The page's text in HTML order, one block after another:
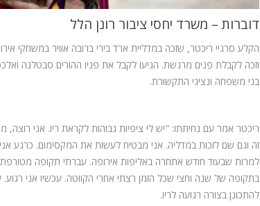
דוברות – משרד יחסי ציבור רונן הלל
הקלע סרגיי ריכטר, שזכה במדליית ארד בירי ברובה אוויר במשחקי
וזכה לקבלת פנים מרגשת. הגיעו לקבל את פניו ההורים סבטלנה
בני משפחה ונציגי התקשורת.
ריכטר אמר עם נחיתתו: "יש לי ציפיות גבוהות לקראת ריו. אני רוצה,
זה וגם שם לזכות במדליה. אני מבטיח לעשות את המקסימום. כרגע
למרות שבעוד חודש אתחרה באליפות אירופה. עברתי תקופה מטורפת
בתקופה של שנה וחצי שכל הזמן רצתי אחרי הקווטה. עכשיו אני רגוע.
להתכונן בצורה רגועה לריו.